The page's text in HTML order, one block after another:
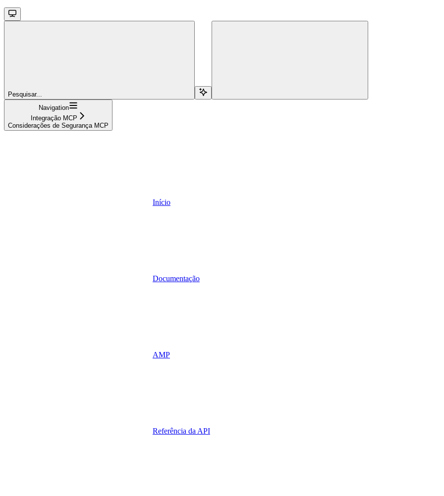
Pesquisar...
Navigation
Integração MCP
Considerações de Segurança MCP
Início
Documentação
AMP
Referência da API